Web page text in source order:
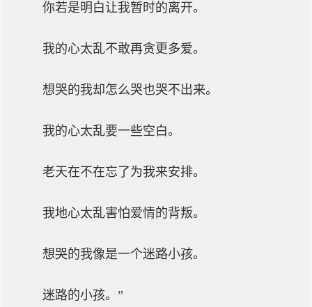
你若是明白让我暂时的离开。
我的心太乱不敢再贪更多爱。
想哭的我却怎么哭也哭不出来。
我的心太乱要一些空白。
老天在不在忘了为我来安排。
我地心太乱害怕爱情的背叛。
想哭的我像是一个迷路小孩。
迷路的小孩。”